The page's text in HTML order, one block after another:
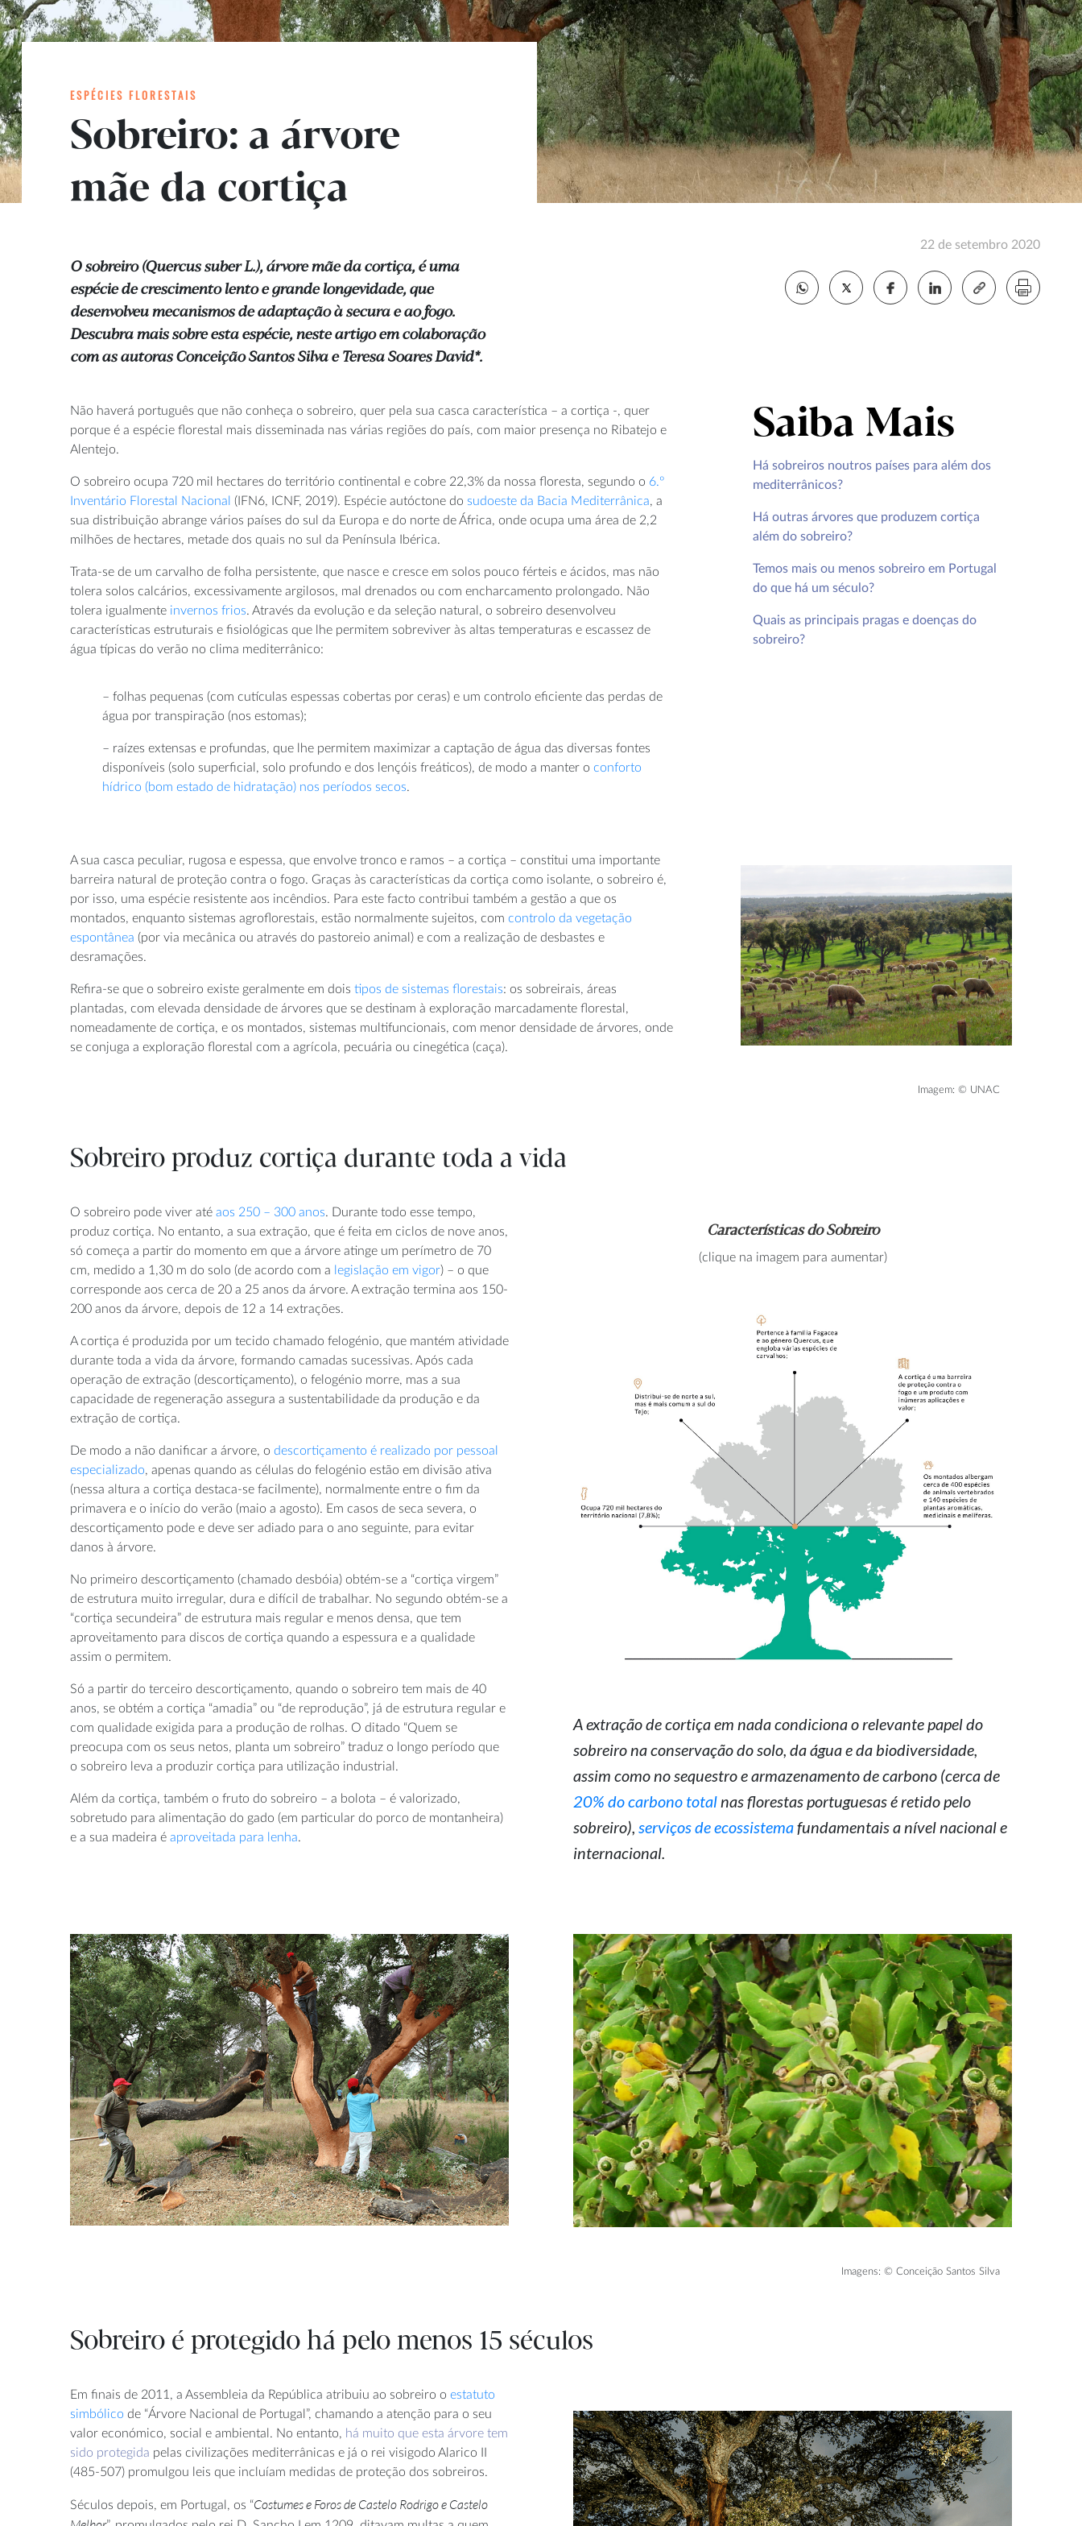
ESPÉCIES FLORESTAIS
Sobreiro: a árvore
mãe da cortiça
O sobreiro (Quercus suber L.), árvore mãe da cortiça, é uma
espécie de crescimento lento e grande longevidade, que
desenvolveu mecanismos de adaptação à secura e ao fogo.
Descubra mais sobre esta espécie, neste artigo em colaboração
com as autoras Conceição Santos Silva e Teresa Soares David*.
22 de setembro 2020
Não haverá português que não conheça o sobreiro, quer pela sua casca característica – a cortiça -, quer
porque é a espécie florestal mais disseminada nas várias regiões do país, com maior presença no Ribatejo e
Alentejo.
O sobreiro ocupa 720 mil hectares do território continental e cobre 22,3% da nossa floresta, segundo o 6.º
Inventário Florestal Nacional
(IFN6, ICNF, 2019). Espécie autóctone do sudoeste da Bacia Mediterrânica, a
sua distribuição abrange vários países do sul da Europa e do norte de África, onde ocupa uma área de 2,2
milhões de hectares, metade dos quais no sul da Península Ibérica.
Trata-se de um carvalho de folha persistente, que nasce e cresce em solos pouco férteis e ácidos, mas não
tolera solos calcários, excessivamente argilosos, mal drenados ou com encharcamento prolongado. Não
tolera igualmente invernos frios. Através da evolução e da seleção natural, o sobreiro desenvolveu
características estruturais e fisiológicas que lhe permitem sobreviver às altas temperaturas e escassez de
água típicas do verão no clima mediterrânico:
Saiba Mais
Há sobreiros noutros países para além dos
mediterrânicos?
Há outras árvores que produzem cortiça
além do sobreiro?
Temos mais ou menos sobreiro em Portugal
do que há um século?
Quais as principais pragas e doenças do
sobreiro?
– folhas pequenas (com cutículas espessas cobertas por ceras) e um controlo eficiente das perdas de
água por transpiração (nos estomas);
– raízes extensas e profundas, que lhe permitem maximizar a captação de água das diversas fontes
disponíveis (solo superficial, solo profundo e dos lençóis freáticos), de modo a manter o conforto
hídrico (bom estado de hidratação) nos períodos secos.
A sua casca peculiar, rugosa e espessa, que envolve tronco e ramos – a cortiça – constitui uma importante
barreira natural de proteção contra o fogo. Graças às características da cortiça como isolante, o sobreiro é,
por isso, uma espécie resistente aos incêndios. Para este facto contribui também a gestão a que os
montados, enquanto sistemas agroflorestais, estão normalmente sujeitos, com controlo da vegetação
espontânea (por via mecânica ou através do pastoreio animal) e com a realização de desbastes e
desramações.
Refira-se que o sobreiro existe geralmente em dois tipos de sistemas florestais: os sobreirais, áreas
plantadas, com elevada densidade de árvores que se destinam à exploração marcadamente florestal,
nomeadamente de cortiça, e os montados, sistemas multifuncionais, com menor densidade de árvores, onde
se conjuga a exploração florestal com a agrícola, pecuária ou cinegética (caça).
Imagem: © UNAC
Sobreiro produz cortiça durante toda a vida
O sobreiro pode viver até aos 250 – 300 anos. Durante todo esse tempo,
produz cortiça. No entanto, a sua extração, que é feita em ciclos de nove anos,
só começa a partir do momento em que a árvore atinge um perímetro de 70
cm, medido a 1,30 m do solo (de acordo com a legislação em vigor) – o que
corresponde aos cerca de 20 a 25 anos da árvore. A extração termina aos 150-
200 anos da árvore, depois de 12 a 14 extrações.
A cortiça é produzida por um tecido chamado felogénio, que mantém atividade
durante toda a vida da árvore, formando camadas sucessivas. Após cada
operação de extração (descortiçamento), o felogénio morre, mas a sua
capacidade de regeneração assegura a sustentabilidade da produção e da
extração de cortiça.
De modo a não danificar a árvore, o descortiçamento é realizado por pessoal
especializado, apenas quando as células do felogénio estão em divisão ativa
(nessa altura a cortiça destaca-se facilmente), normalmente entre o fim da
primavera e o início do verão (maio a agosto). Em casos de seca severa, o
descortiçamento pode e deve ser adiado para o ano seguinte, para evitar
danos à árvore.
No primeiro descortiçamento (chamado desbóia) obtém-se a “cortiça virgem”
de estrutura muito irregular, dura e difícil de trabalhar. No segundo obtém-se a
“cortiça secundeira” de estrutura mais regular e menos densa, que tem
aproveitamento para discos de cortiça quando a espessura e a qualidade
assim o permitem.
Só a partir do terceiro descortiçamento, quando o sobreiro tem mais de 40
anos, se obtém a cortiça “amadia” ou “de reprodução”, já de estrutura regular e
com qualidade exigida para a produção de rolhas. O ditado “Quem se
preocupa com os seus netos, planta um sobreiro” traduz o longo período que
o sobreiro leva a produzir cortiça para utilização industrial.
Além da cortiça, também o fruto do sobreiro – a bolota – é valorizado,
sobretudo para alimentação do gado (em particular do porco de montanheira)
e a sua madeira é aproveitada para lenha.
Características do Sobreiro
(clique na imagem para aumentar)
A extração de cortiça em nada condiciona o relevante papel do
sobreiro na conservação do solo, da água e da biodiversidade,
assim como no sequestro e armazenamento de carbono (cerca de
20% do carbono totalnas florestas portuguesas é retido pelo
sobreiro), serviços de ecossistemafundamentais a nível nacional e
internacional.
Imagens: © Conceição Santos Silva
Sobreiro é protegido há pelo menos 15 séculos
Em finais de 2011, a Assembleia da República atribuiu ao sobreiro o estatuto
simbólico de “Árvore Nacional de Portugal”, chamando a atenção para o seu
valor económico, social e ambiental. No entanto, há muito que esta árvore tem
sido protegida pelas civilizações mediterrânicas e já o rei visigodo Alarico II
(485-507) promulgou leis que incluíam medidas de proteção dos sobreiros.
Séculos depois, em Portugal, os “Costumes e Foros de Castelo Rodrigo e Castelo